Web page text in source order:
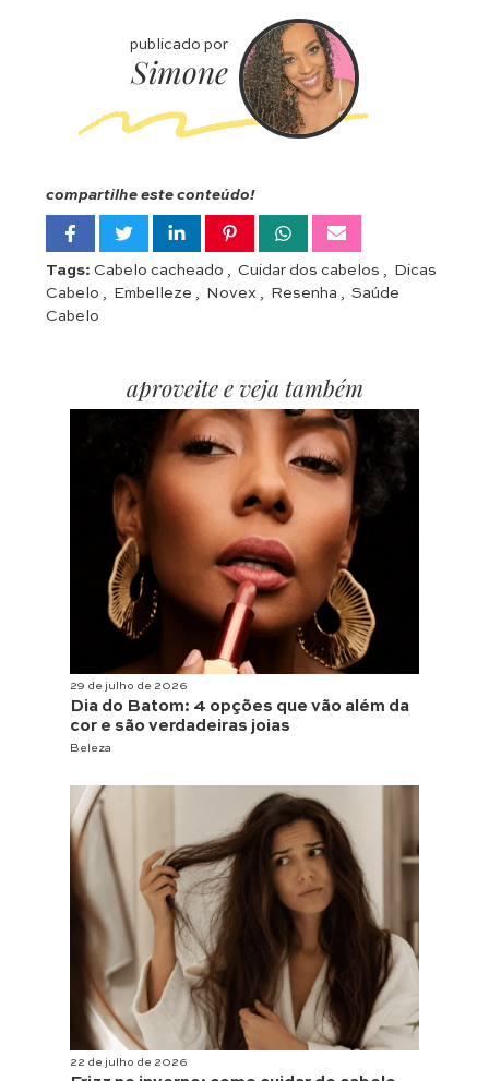
compartilhe este conteúdo!
Tags: Cabelo cacheado , Cuidar dos cabelos , Dicas
Cabelo , Embelleze , Novex , Resenha , Saúde
Cabelo
publicado por
Simone
aproveite e veja também
29 de julho de 2026
Dia do Batom: 4 opções que vão além da
cor e são verdadeiras joias
Beleza
22 de julho de 2026